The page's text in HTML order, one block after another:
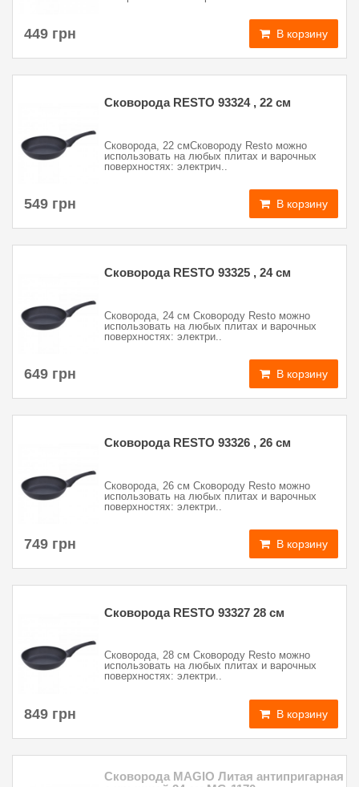
449 грн В корзину
Сковорода RESTO 93324 , 22 см
Сковорода, 22 смСковороду Resto можно
использовать на любых плитах и варочных
поверхностях: электрич..
549 грн В корзину
Сковорода RESTO 93325 , 24 см
Сковорода, 24 см Сковороду Resto можно
использовать на любых плитах и варочных
поверхностях: электри..
649 грн В корзину
Сковорода RESTO 93326 , 26 см
Сковорода, 26 см Сковороду Resto можно
использовать на любых плитах и варочных
поверхностях: электри..
749 грн В корзину
Сковорода RESTO 93327 28 см
Сковорода, 28 см Сковороду Resto можно
использовать на любых плитах и варочных
поверхностях: электри..
849 грн В корзину
Cковорода MAGIO Литая антипригарная